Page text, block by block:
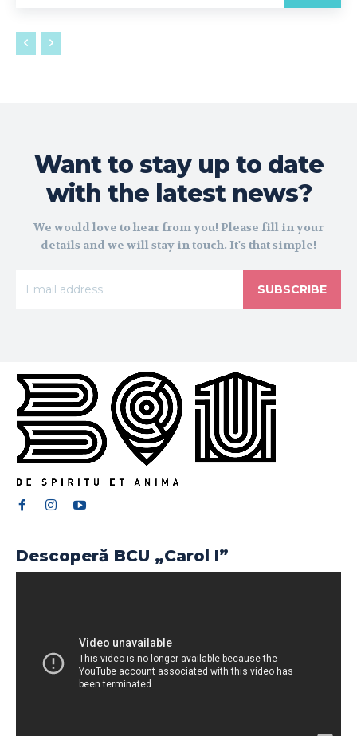
Want to stay up to date
with the latest news?
We would love to hear from you! Please fill in your
details and we will stay in touch. It's that simple!
SUBSCRIBE
Descoperă BCU „Carol I”